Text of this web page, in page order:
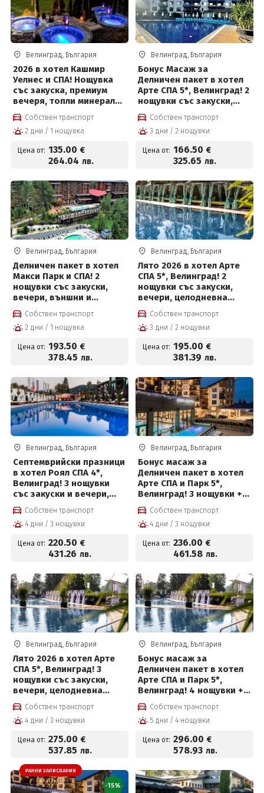
Велинград, България
2026 в хотел Кашмир
Уелнес и СПА! Нощувка
със закуска, премиум
вечеря, топли минерални
басейни, външни топила
и СПА център
Собствен транспорт
2 дни / 1 нощувка
Цена от: 135.00 €
264.04 лв.
Велинград, България
Бонус Масаж за
Делничен пакет в хотел
Арте СПА 5*, Велинград! 2
нощувки със закуски,
вечери, масаж,
вътрешен и външен
басейн с минерална вода
за деца до 12 г
Собствен транспорт
3 дни / 2 нощувки
Цена от: 166.50 €
325.65 лв.
Велинград, България
Делничен пакет в хотел
Макси Парк и СПА! 2
нощувки със закуски,
вечери, външни и
вътрешни басейни с
минерална вода,
джакузи, топила и
деца до 12г на цени от
193.50 евро на човек
Собствен транспорт
2 дни / 1 нощувка
Цена от: 193.50 €
378.45 лв.
Велинград, България
Лято 2026 в хотел Арте
СПА 5*, Велинград! 2
нощувки със закуски,
вечери, целодневна
детска анимация,
вътрешен и външен
басейн с минерална вода
за деца до 12 г
Собствен транспорт
3 дни / 2 нощувки
Цена от: 195.00 €
381.39 лв.
Велинград, България
Септемврийски празници
в хотел Роял СПА 4*,
Велинград! 3 нощувки
със закуски и вечери,
детска анимация и СПА
център на цени от 220.50
евро на човек
Собствен транспорт
4 дни / 3 нощувки
Цена от: 220.50 €
431.26 лв.
Велинград, България
Бонус масаж за
Делничен пакет в хотел
Арте СПА и Парк 5*,
Велинград! 3 нощувки +
закуски, вечери,
частичен масаж,
вътрешен басейн с
пакет и Безплатно за
деца до 12 г
Собствен транспорт
4 дни / 3 нощувки
Цена от: 236.00 €
461.58 лв.
Велинград, България
Лято 2026 в хотел Арте
СПА 5*, Велинград! 3
нощувки със закуски,
вечери, целодневна
детска анимация,
вътрешен и външен
басейн с минерална вода
за деца до 12 г
Собствен транспорт
4 дни / 3 нощувки
Цена от: 275.00 €
537.85 лв.
Велинград, България
Бонус масаж за
Делничен пакет в хотел
Арте СПА и Парк 5*,
Велинград! 4 нощувки +
закуски, вечери,
частичен масаж,
вътрешен и външен
и СПА пакет и Безплатно
за деца до 12 г
Собствен транспорт
5 дни / 4 нощувки
Цена от: 296.00 €
578.93 лв.
РАННИ ЗАПИСВАНИЯ
-15%